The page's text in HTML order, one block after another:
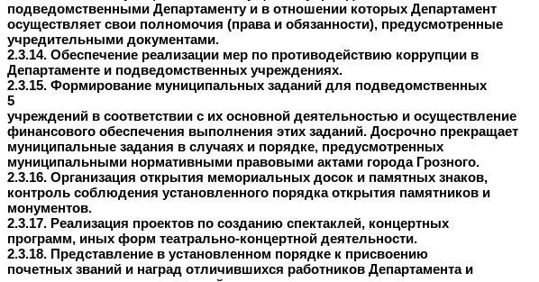
подведомственными Департаменту и в отношении которых Департамент
осуществляет свои полномочия (права и обязанности), предусмотренные
учредительными документами.
2.3.14. Обеспечение реализации мер по противодействию коррупции в
Департаменте и подведомственных учреждениях.
2.3.15. Формирование муниципальных заданий для подведомственных
5
учреждений в соответствии с их основной деятельностью и осуществление
финансового обеспечения выполнения этих заданий. Досрочно прекращает
муниципальные задания в случаях и порядке, предусмотренных
муниципальными нормативными правовыми актами города Грозного.
2.3.16. Организация открытия мемориальных досок и памятных знаков,
контроль соблюдения установленного порядка открытия памятников и
монументов.
2.3.17. Реализация проектов по созданию спектаклей, концертных
программ, иных форм театрально-концертной деятельности.
2.3.18. Представление в установленном порядке к присвоению
почетных званий и наград отличившихся работников Департамента и